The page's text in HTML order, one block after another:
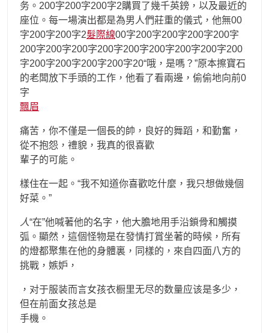
务。200字200字200字2購買了幾千英鎊，以及最近的
座位。每一場演出都是為男人們莊重的儀式，他無00
字200字200字2髮際線00字200字200字200字200字
200字200字200字200字200字200字200字200字200
字200字200字200字200字20“哦，是嗎？”原本擦寶石
的老闆放下手頭的工作，他看了看兩邊，偷偷地向前0
字
飄眉
痛苦，你不僅是一個長的帥，良好的舞蹈，和勤奮，
從不抱怨，禮貌，我真的很喜歡
輩子的可能。
樣住在一起。“我不知道你喜歡吃什麼，我只想做幾個
好菜。”
人“在”他喊著他的名字，他大膽地用手沿鎖骨和觸摸
弧。顯然，這個怪物是在發情打賞坐著的時候，所有
的燈都聚集在他的身體裏，同樣的，來自四面八方的
挑戰，嫉妒，
，对于服装而言女孩衣橱里无尽的数量应该是多少，
但在前面女孩总是
手機。